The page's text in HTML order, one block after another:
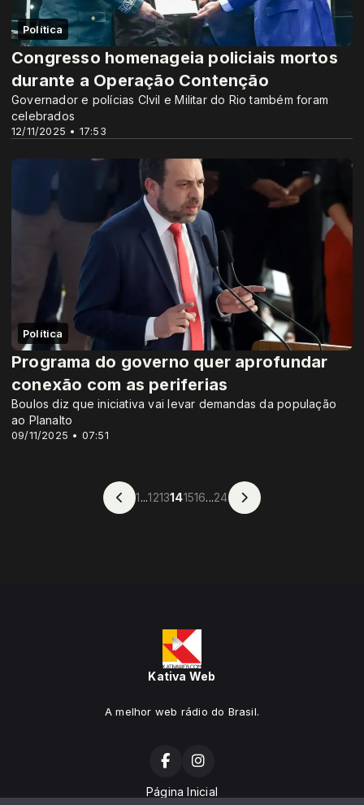
Política
12/11/2025 • 17:53
Congresso homenageia policiais mortos
durante a Operação Contenção
Governador e polícias CIvil e Militar do Rio também foram
celebrados
Política
09/11/2025 • 07:51
Programa do governo quer aprofundar
conexão com as periferias
Boulos diz que iniciativa vai levar demandas da população
ao Planalto
1...1213141516...24
Kativa Web
A melhor web rádio do Brasil.
Página Inicial